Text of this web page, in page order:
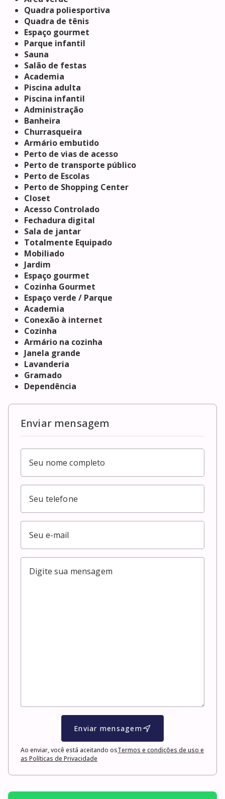
Quadra poliesportiva
Quadra de tênis
Espaço gourmet
Parque infantil
Sauna
Salão de festas
Academia
Piscina adulta
Piscina infantil
Administração
Banheira
Churrasqueira
Armário embutido
Perto de vias de acesso
Perto de transporte público
Perto de Escolas
Perto de Shopping Center
Closet
Acesso Controlado
Fechadura digital
Sala de jantar
Totalmente Equipado
Mobiliado
Jardim
Espaço gourmet
Cozinha Gourmet
Espaço verde / Parque
Academia
Conexão à internet
Cozinha
Armário na cozinha
Janela grande
Lavanderia
Gramado
Dependência
Enviar mensagem
Enviar mensagem
Ao enviar, você está aceitando osTermos e condições de uso e
as Políticas de Privacidade